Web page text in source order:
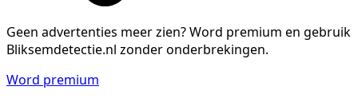
Geen advertenties meer zien?Word premium en gebruik
Bliksemdetectie.nl zonder onderbrekingen.
Word premium